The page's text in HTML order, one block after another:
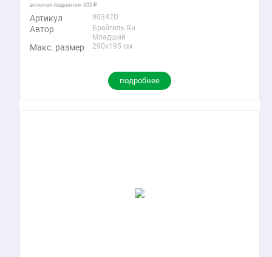
включая подрамник 600
Артикул 90342D
Автор
Брейгель Ян
Младший
Макс. размер 290x195 см
подробнее